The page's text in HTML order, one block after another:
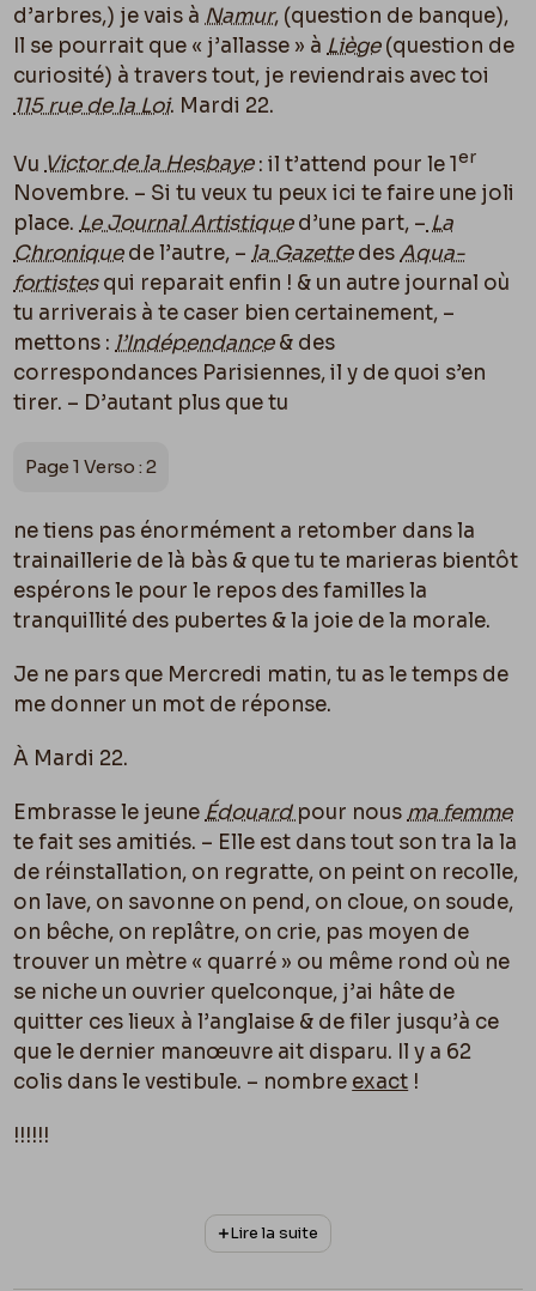
d’arbres,) je vais à Namur, (question de banque),
Il se pourrait que « j’allasse » à Liège(question de
curiosité) à travers tout, je reviendrais avec toi
115 rue de la Loi. Mardi 22.
VuVictor de la Hesbaye: il t’attend pour le 1er
Novembre. – Si tu veux tu peux ici te faire une joli
place.Le Journal Artistiqued’une part, –La
Chroniquede l’autre, –la GazettedesAqua-
fortistesqui reparait enfin ! & un autre journal où
tu arriverais à te caser bien certainement, –
mettons :l’Indépendance& des
correspondances Parisiennes, il y de quoi s’en
tirer. – D’autant plus que tu
Page 1 Verso : 2
ne tiens pas énormément a retomber dans la
trainaillerie de là bàs & que tu te marieras bientôt
espérons le pour le repos des familles la
tranquillité des pubertes & la joie de la morale.
Je ne pars que Mercredi matin, tu as le temps de
me donner un mot de réponse.
À Mardi 22.
Embrasse le jeuneÉdouardpour nousma femme
te fait ses amitiés. – Elle est dans tout son tra la la
de réinstallation, on regratte, on peint on recolle,
on lave, on savonne on pend, on cloue, on soude,
on bêche, on replâtre, on crie, pas moyen de
trouver un mètre « quarré » ou même rond où ne
se niche un ouvrier quelconque, j’ai hâte de
quitter ces lieux à l’anglaise & de filer jusqu’à ce
que le dernier manœuvre ait disparu. Il y a 62
colis dans le vestibule. – nombre exact !
!!!!!!
Lire la suite